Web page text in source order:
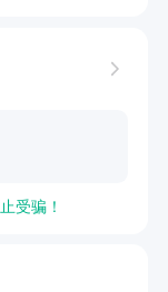
受骗！